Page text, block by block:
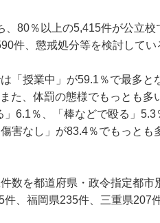
80％以上の5,415件が公立
件、懲戒処分等を検討してい
「授業中」が59.1％で最多と
た、体罰の態様でもっとも
」6.1％、「棒などで殴る」
害なし」が83.4％でもっとも
数を都道府県・政令指定都市
、福岡県235件、三重県207